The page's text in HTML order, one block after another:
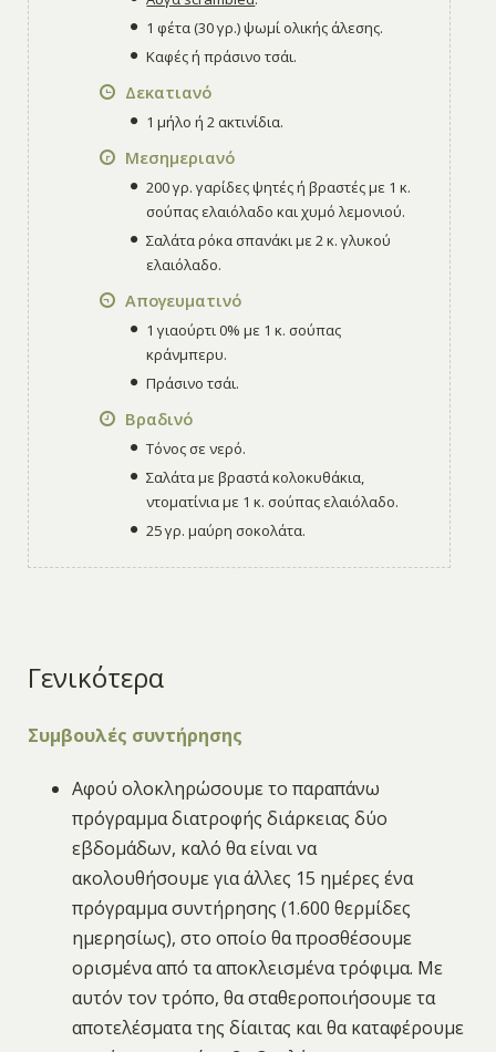
1 φέτα (30 γρ.) ψωμί ολικής άλεσης.
Καφές ή πράσινο τσάι.
Δεκατιανό
1 μήλο ή 2 ακτινίδια.
Μεσημεριανό
200 γρ. γαρίδες ψητές ή βραστές με 1 κ.
σούπας ελαιόλαδο και χυμό λεμονιού.
Σαλάτα ρόκα σπανάκι με 2 κ. γλυκού
ελαιόλαδο.
Απογευματινό
1 γιαούρτι 0% με 1 κ. σούπας
κράνμπερυ.
Πράσινο τσάι.
Βραδινό
Τόνος σε νερό.
Σαλάτα με βραστά κολοκυθάκια,
ντοματίνια με 1 κ. σούπας ελαιόλαδο.
25 γρ. μαύρη σοκολάτα.
Γενικότερα
Συμβουλές συντήρησης
Αφού ολοκληρώσουμε το παραπάνω
πρόγραμμα διατροφής διάρκειας δύο
εβδομάδων, καλό θα είναι να
ακολουθήσουμε για άλλες 15 ημέρες ένα
πρόγραμμα συντήρησης (1.600 θερμίδες
ημερησίως), στο οποίο θα προσθέσουμε
ορισμένα από τα αποκλεισμένα τρόφιμα. Με
αυτόν τον τρόπο, θα σταθεροποιήσουμε τα
αποτελέσματα της δίαιτας και θα καταφέρουμε